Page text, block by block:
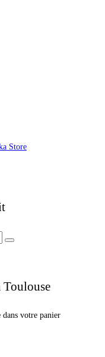
Store
Toulouse
dans votre panier